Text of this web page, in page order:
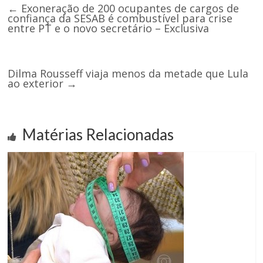
← Exoneração de 200 ocupantes de cargos de
confiança da SESAB é combustível para crise
entre PT e o novo secretário – Exclusiva
Dilma Rousseff viaja menos da metade que Lula
ao exterior →
Matérias Relacionadas